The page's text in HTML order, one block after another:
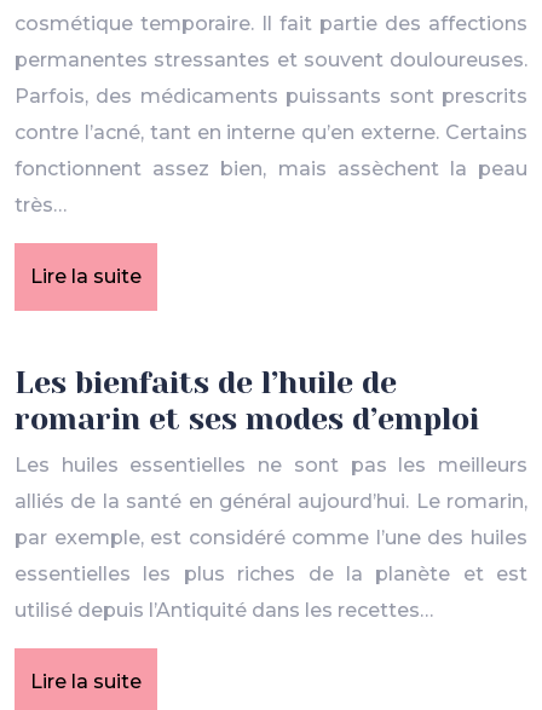
cosmétique temporaire. Il fait partie des affections
permanentes stressantes et souvent douloureuses.
Parfois, des médicaments puissants sont prescrits
contre l’acné, tant en interne qu’en externe. Certains
fonctionnent assez bien, mais assèchent la peau
très…
Lire la suite
Les bienfaits de l’huile de
romarin et ses modes d’emploi
Les huiles essentielles ne sont pas les meilleurs
alliés de la santé en général aujourd’hui. Le romarin,
par exemple, est considéré comme l’une des huiles
essentielles les plus riches de la planète et est
utilisé depuis l’Antiquité dans les recettes…
Lire la suite